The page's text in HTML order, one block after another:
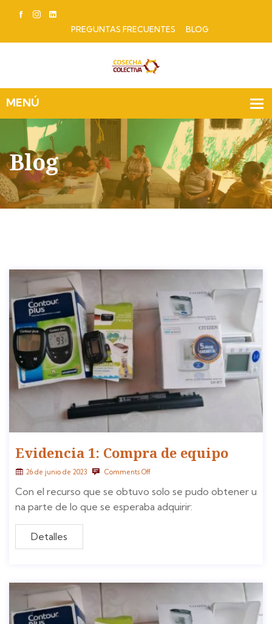
PREGUNTAS FRECUENTES BLOG
Blog
Evidencia 1: Compra de equipo
26 de junio de 2023 Comments Off
Con el recurso que se obtuvo solo se pudo obtener u
na parte de lo que se esperaba adquirir:
Detalles